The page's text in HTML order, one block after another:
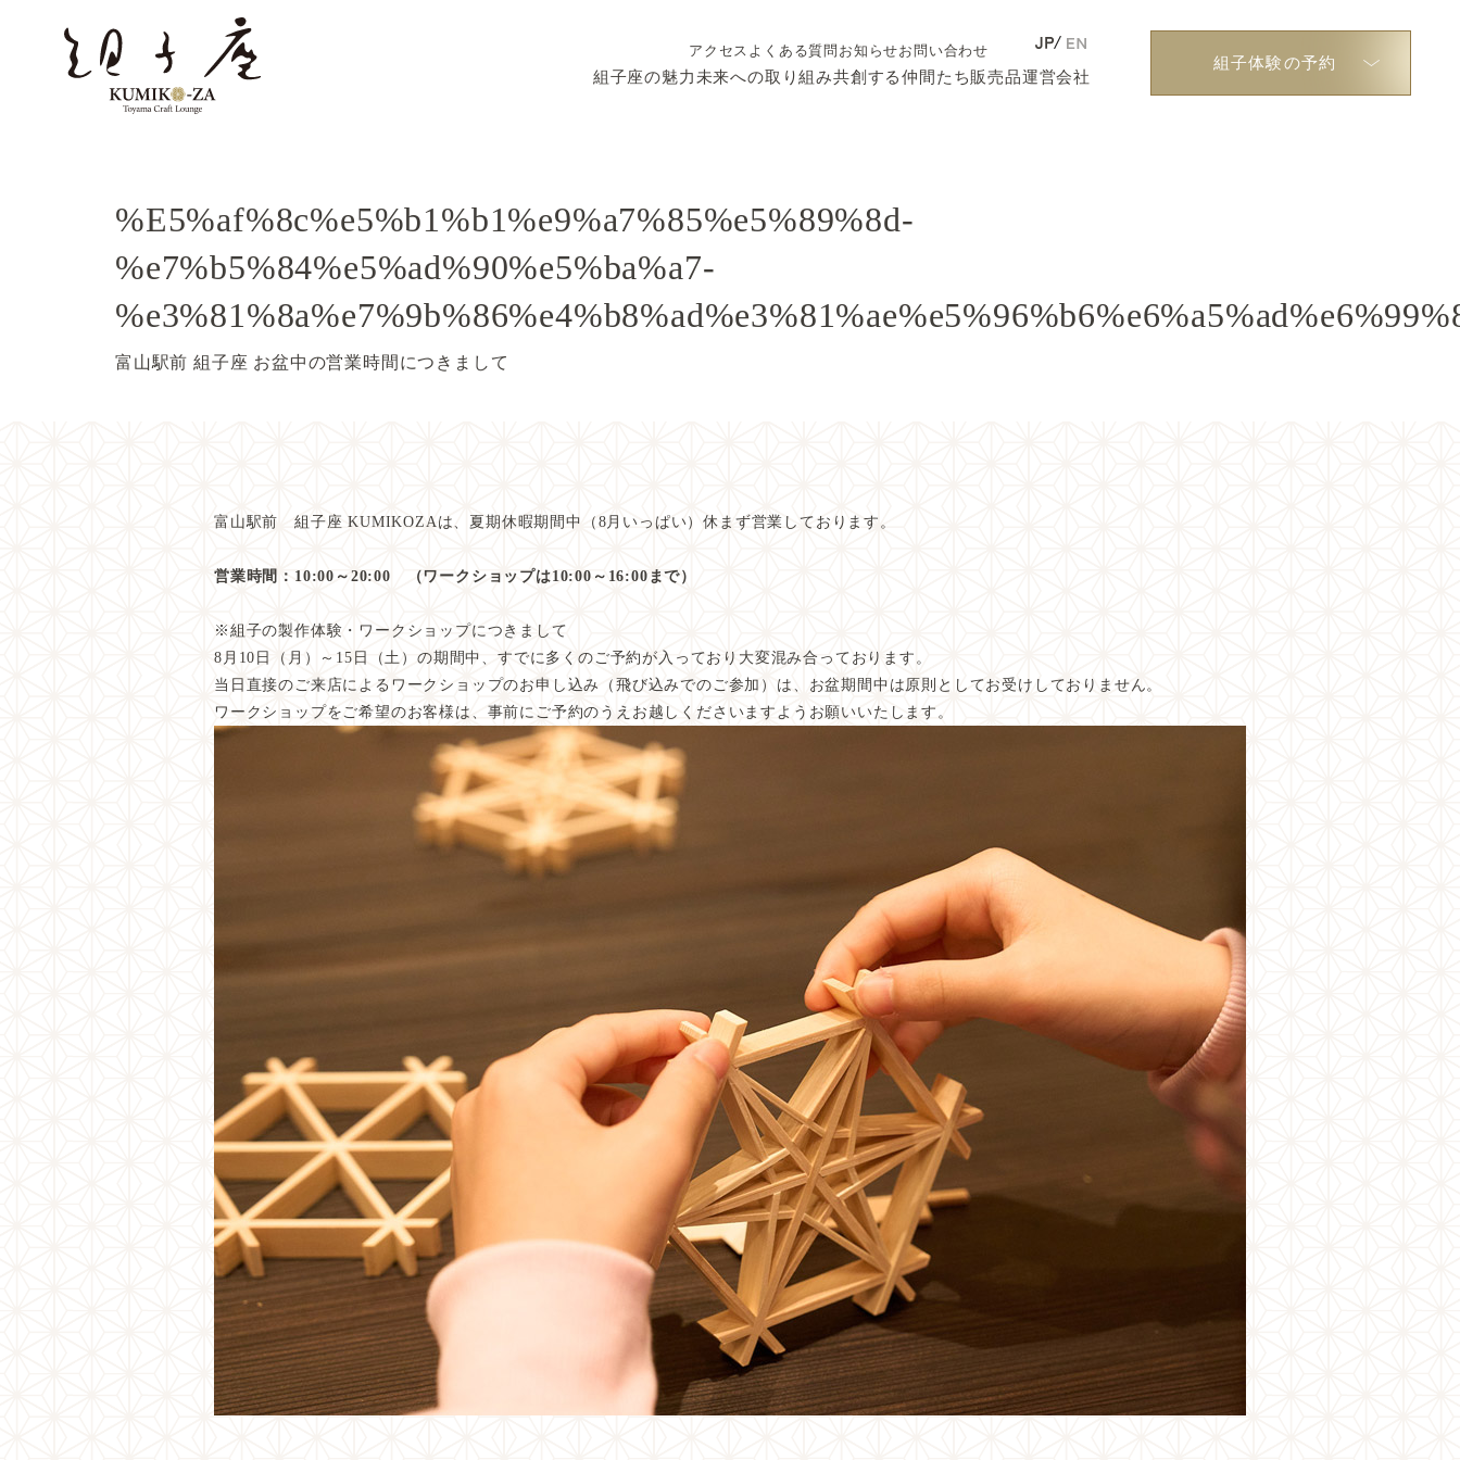
組子座の魅力未来への取り組み共創する仲間たち販売品運営会社
アクセス よくある質問 お知らせお問い合わせ
組子体験の予約
%e5%af%8c%e5%b1%b1%e9%a7%85%e5%89%8d-
%e7%b5%84%e5%ad%90%e5%ba%a7-
富山駅前 組子座 お盆中の営業時間につきまして
富山駅前 組子座 KUMIKOZAは、夏期休暇期間中（8月いっぱい）休まず営業しております。
営業時間：10:00～20:00 （ワークショップは10:00～16:00まで）
※組子の製作体験・ワークショップにつきまして
8月10日（月）～15日（土）の期間中、すでに多くのご予約が入っており大変混み合っております。
当日直接のご来店によるワークショップのお申し込み（飛び込みでのご参加）は、お盆期間中は原則としてお受けしておりません。
ワークショップをご希望のお客様は、 事前にご予約のうえ お越しくださいますようお願いいたします。